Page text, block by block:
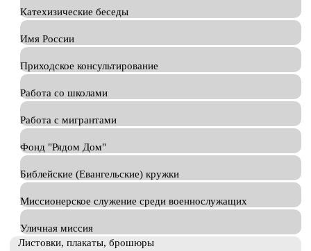
Катехизические беседы
Имя России
Приходское консультирование
Работа со школами
Работа с мигрантами
Фонд "Рядом Дом"
Библейские (Евангельские) кружки
Миссионерское служение среди военнослужащих
Уличная миссия
Листовки, плакаты, брошюры